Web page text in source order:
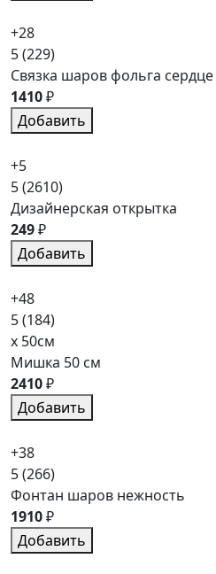
+28
5(229)
Связка шаров фольга сердце
1410₽
Добавить
+5
5(2610)
Дизайнерская открытка
249₽
Добавить
+48
5(184)
x 50см
Мишка 50 см
2410₽
Добавить
+38
5(266)
Фонтан шаров нежность
1910₽
Добавить